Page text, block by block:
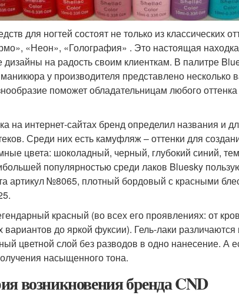
для ногтей состоят не только из классических
«Неон», «Голография» . Это настоящая
на радость своим клиенткам. В палитре
у производителя представлено несколько
поможет обладательницам любого
на интернет-сайтах бренд определил названия и
Среди них есть камуфляж – оттенки для
цвета: шоколадный, черный, глубокий синий,
популярностью среди лаков Bluesky
артикул №8065, плотный бордовый с красными
красный (во всех его проявлениях: от
до яркой фуксии). Гель-лаки
цветной слой без разводов в одно нанесение. А
насыщенного тона.
возникновения бренда CND